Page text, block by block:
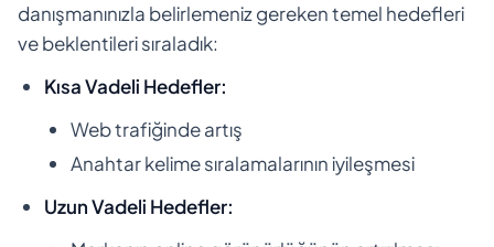
danışmanınızla belirlemeniz gereken temel hedefleri
ve beklentileri sıraladık:
Kısa Vadeli Hedefler:
Web trafiğinde artış
Anahtar kelime sıralamalarının iyileşmesi
Uzun Vadeli Hedefler: